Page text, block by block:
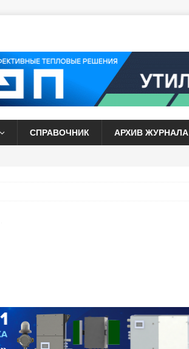
СПРАВОЧНИК АРХИВ ЖУРНАЛА